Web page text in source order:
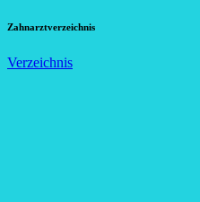
Zahnarztverzeichnis
Verzeichnis